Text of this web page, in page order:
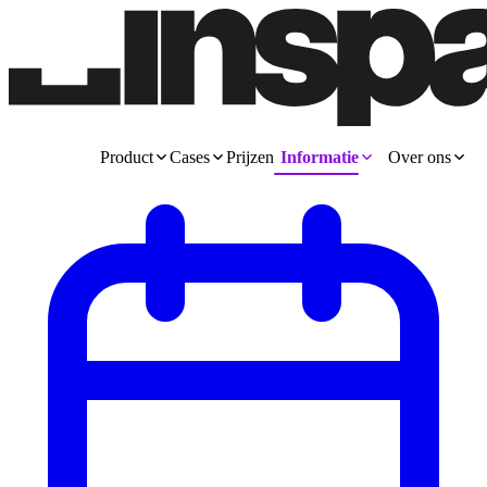
Product Cases Prijzen Informatie Over ons